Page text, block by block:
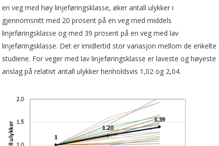
en veg med høy linjeføringsklasse, øker antall ulykker i
gjennomsnitt med 20 prosent på en veg med middels
linjeføringsklasse og med 39 prosent på en veg med lav
linjeføringsklasse. Det er imidlertid stor variasjon mellom de enkelte
studiene. For veger med lav linjeføringsklasse er laveste og høyeste
anslag på relativt antall ulykker henholdsvis 1,02 og 2,04.